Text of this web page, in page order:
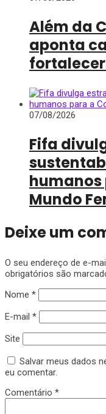
Além da
aponta
07/08/2026
Fifa
humanos
Mundo
Deixe um
O seu endereço de e-
obrigatórios são
Nome *
E-mail *
Site
Salvar meus dados
eu comentar.
Comentário *